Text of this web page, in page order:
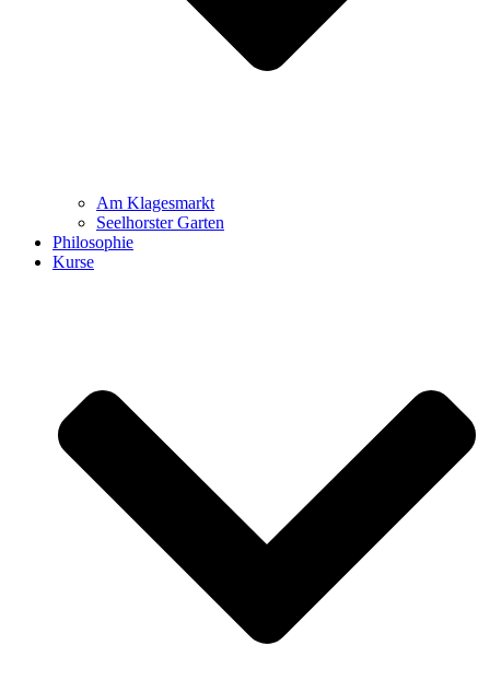
Am Klagesmarkt
Seelhorster Garten
Philosophie
Kurse